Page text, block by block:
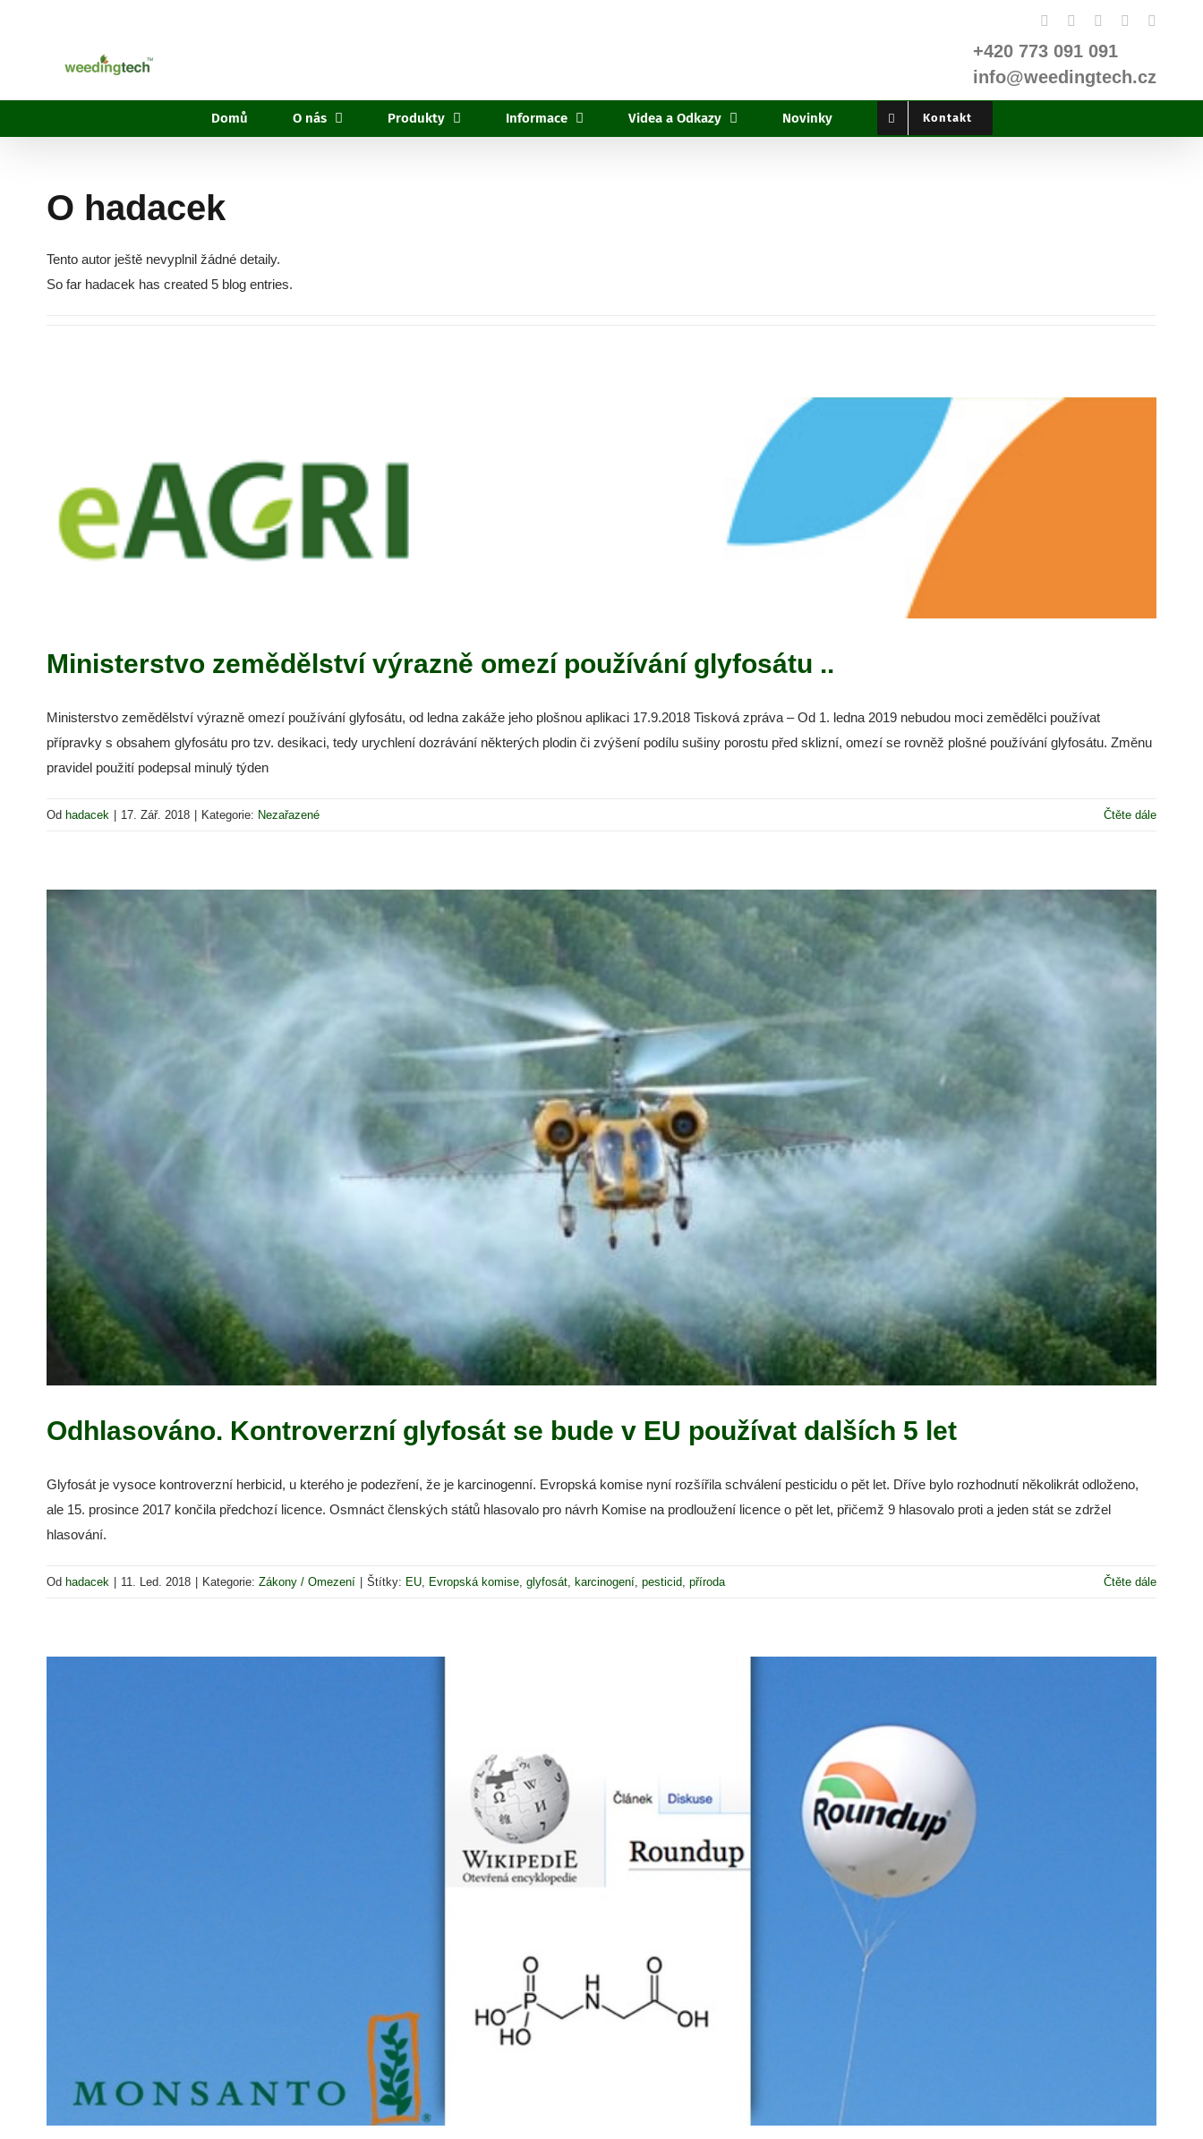
Facebook InstagramYouTube
+420 773 091 091
info@weedingtech.cz
Domů O nás Produkty Informace Videa a Odkazy Novinky Kontakt
O hadacek
Tento autor ještě nevyplnil žádné detaily.
So far hadacek has created 5 blog entries.
Ministerstvo zemědělství výrazně omezí používání glyfosátu ..
Ministerstvo zemědělství výrazně omezí používání glyfosátu, od ledna zakáže jeho plošnou aplikaci 17.9.2018 Tisková zpráva – Od 1. ledna 2019 nebudou moci zemědělci používat
přípravky s obsahem glyfosátu pro tzv. desikaci, tedy urychlení dozrávání některých plodin či zvýšení podílu sušiny porostu před sklizní, omezí se rovněž plošné používání glyfosátu. Změnu
pravidel použití podepsal minulý týden
Od hadacek | 17. Zář. 2018 | Kategorie: Nezařazené Čtěte dále
Odhlasováno. Kontroverzní glyfosát se bude v EU používat dalších 5 let
Glyfosát je vysoce kontroverzní herbicid, u kterého je podezření, že je karcinogenní. Evropská komise nyní rozšířila schválení pesticidu o pět let. Dříve bylo rozhodnutí několikrát odloženo,
ale 15. prosince 2017 končila předchozí licence. Osmnáct členských států hlasovalo pro návrh Komise na prodloužení licence o pět let, přičemž 9 hlasovalo proti a jeden stát se zdržel
hlasování.
Od hadacek | 11. Led. 2018 | Kategorie: Zákony / Omezení | Štítky: EU Evropská komise glyfosát karcinogení pesticid příroda Čtěte dále